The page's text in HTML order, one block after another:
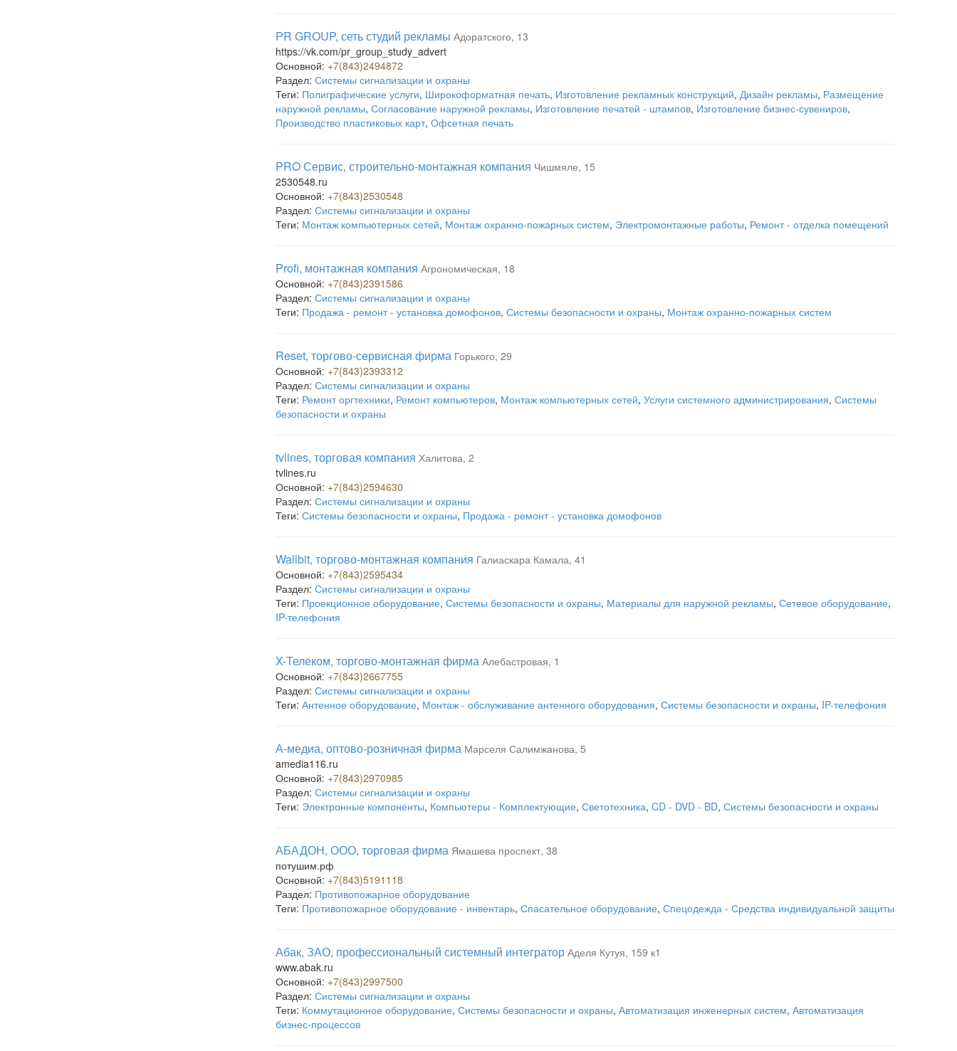
PR GROUP, сеть студий рекламы Адоратского, 13
https://vk.com/pr_group_study_advert
Основной: +7(843)2494872
Раздел: Системы сигнализации и охраны
Теги: Полиграфические услуги, Широкоформатная печать, Изготовление рекламных конструкций, Дизайн рекламы, Размещение
наружной рекламы, Согласование наружной рекламы, Изготовление печатей - штампов, Изготовление бизнес-сувениров,
Производство пластиковых карт, Офсетная печать
PRO Сервис, строительно-монтажная компания Чишмяле, 15
2530548.ru
Основной: +7(843)2530548
Раздел: Системы сигнализации и охраны
Теги: Монтаж компьютерных сетей, Монтаж охранно-пожарных систем, Электромонтажные работы, Ремонт - отделка помещений
Profi, монтажная компания Агрономическая, 18
Основной: +7(843)2391586
Раздел: Системы сигнализации и охраны
Теги: Продажа - ремонт - установка домофонов, Системы безопасности и охраны, Монтаж охранно-пожарных систем
Reset, торгово-сервисная фирма Горького, 29
Основной: +7(843)2393312
Раздел: Системы сигнализации и охраны
Теги: Ремонт оргтехники, Ремонт компьютеров, Монтаж компьютерных сетей, Услуги системного администрирования, Системы
безопасности и охраны
tvlines, торговая компания Халитова, 2
tvlines.ru
Основной: +7(843)2594630
Раздел: Системы сигнализации и охраны
Теги: Системы безопасности и охраны, Продажа - ремонт - установка домофонов
Wallbit, торгово-монтажная компания Галиаскара Камала, 41
Основной: +7(843)2595434
Раздел: Системы сигнализации и охраны
Теги: Проекционное оборудование, Системы безопасности и охраны, Материалы для наружной рекламы, Сетевое оборудование,
IP-телефония
X-Телеком, торгово-монтажная фирма Алебастровая, 1
Основной: +7(843)2667755
Раздел: Системы сигнализации и охраны
Теги: Антенное оборудование, Монтаж - обслуживание антенного оборудования, Системы безопасности и охраны, IP-телефония
А-медиа, оптово-розничная фирма Марселя Салимжанова, 5
amedia116.ru
Основной: +7(843)2970985
Раздел: Системы сигнализации и охраны
Теги: Электронные компоненты, Компьютеры - Комплектующие, Светотехника, CD - DVD - BD, Системы безопасности и охраны
АБАДОН, ООО, торговая фирма Ямашева проспект, 38
потушим.рф
Основной: +7(843)5191118
Раздел: Противопожарное оборудование
Теги: Противопожарное оборудование - инвентарь, Спасательное оборудование, Спецодежда - Средства индивидуальной защиты
Абак, ЗАО, профессиональный системный интегратор Аделя Кутуя, 159 к1
www.abak.ru
Основной: +7(843)2997500
Раздел: Системы сигнализации и охраны
Теги: Коммутационное оборудование, Системы безопасности и охраны, Автоматизация инженерных систем, Автоматизация
бизнес-процессов